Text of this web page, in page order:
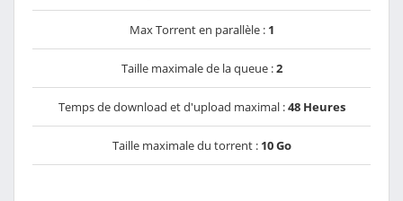
Max Torrent en parallèle : 1
Taille maximale de la queue :2
Temps de download et d'upload maximal :48 Heures
Taille maximale du torrent : 10 Go